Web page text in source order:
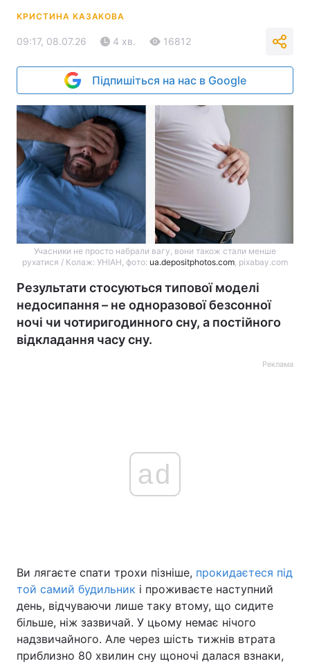
КРИСТИНА КАЗАКОВА
09:17, 08.07.26 4 хв. 16812
Підпишіться на нас в Google
Учасники не просто набрали вагу, вони також стали менше
рухатися / Колаж: УНІАН, фото: ua.depositphotos.com , pixabay.com
Результати стосуються типової моделі
недосипання – не одноразової безсонної
ночі чи чотиригодинного сну, а постійного
відкладання часу сну.
Реклама
ad
Ви лягаєте спати трохи пізніше, прокидаєтеся під
той самий будильник і проживаєте наступний
день, відчуваючи лише таку втому, що сидите
більше, ніж зазвичай. У цьому немає нічого
надзвичайного. Але через шість тижнів втрата
приблизно 80 хвилин сну щоночі далася взнаки,